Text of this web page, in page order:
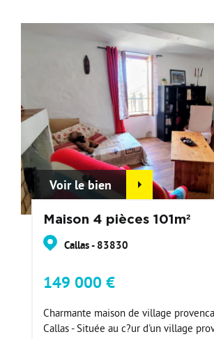
Voir le bien
Maison 4 pièces 101m²
Callas - 83830
149 000 €
Charmante maison de village
Callas - Située au c?ur d'un village